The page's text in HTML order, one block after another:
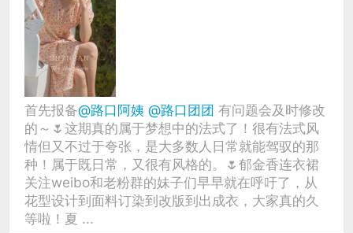
首先报备@路口阿姨 @路口团团 有问题会及时修改
的～🌷这期真的属于梦想中的法式了！很有法式风
情但又不过于夸张，是大多数人日常就能驾驭的那
种！属于既日常，又很有风格的。🌷郁金香连衣裙
关注weibo和老粉群的妹子们早早就在呼吁了，从
花型设计到面料订染到改版到出成衣，大家真的久
等啦！夏 ...